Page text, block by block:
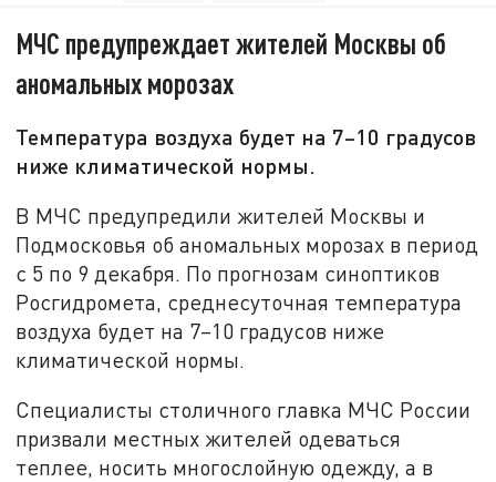
МЧС предупреждает жителей Москвы об
аномальных морозах
Температура воздуха будет на 7–10 градусов
ниже климатической нормы.
В МЧС предупредили жителей Москвы и
Подмосковья об аномальных морозах в период
с 5 по 9 декабря. По прогнозам синоптиков
Росгидромета, среднесуточная температура
воздуха будет на 7–10 градусов ниже
климатической нормы.
Специалисты столичного главка МЧС России
призвали местных жителей одеваться
теплее, носить многослойную одежду, а в